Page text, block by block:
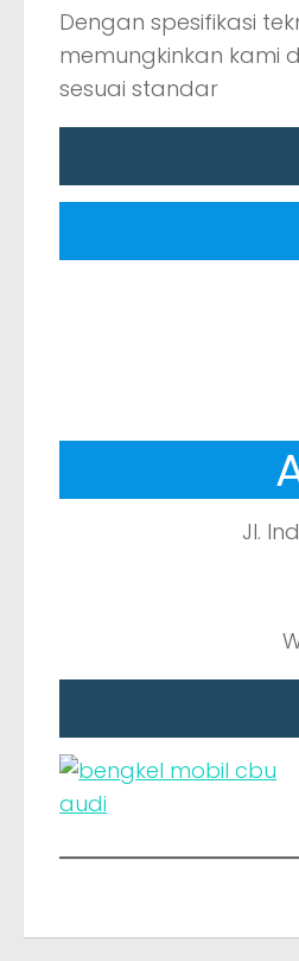
Dengan spesifikasi
memungkinkan kami
sesuai standar
Jl.